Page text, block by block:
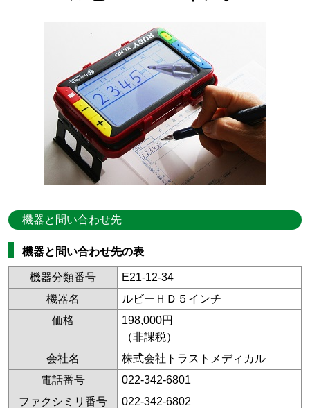
機器と問い合わせ先
機器と問い合わせ先の表
機器分類番号
E21-12-34
機器名
ルビーＨＤ５インチ
価格
198,000円
（非課税）
会社名
株式会社トラストメディカル
電話番号
022-342-6801
ファクシミリ番号
022-342-6802